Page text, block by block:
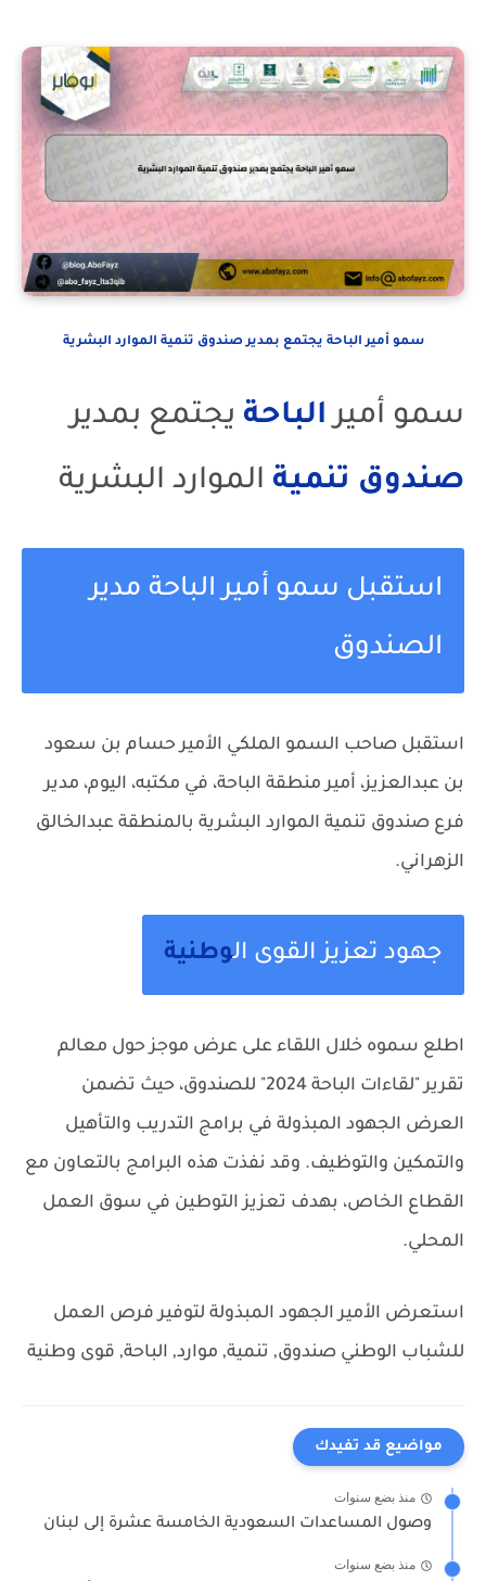
سمو أمير الباحة يجتمع بمدير صندوق تنمية الموارد البشرية
سمو أميرالباحة يجتمع بمدير
صندوق تنمية الموارد البشرية
استقبل سمو أمير الباحة مدير
الصندوق
استقبل صاحب السمو الملكي الأمير حسام بن سعود
بن عبدالعزيز، أمير منطقة الباحة، في مكتبه، اليوم، مدير
فرع صندوق تنمية الموارد البشرية بالمنطقة عبدالخالق
الزهراني.
جهود تعزيز القوى الوطنية
اطلع سموه خلال اللقاء على عرض موجز حول معالم
تقرير "لقاءات الباحة 2024" للصندوق، حيث تضمن
العرض الجهود المبذولة في برامج التدريب والتأهيل
والتمكين والتوظيف. وقد نفذت هذه البرامج بالتعاون مع
القطاع الخاص، بهدف تعزيز التوطين في سوق العمل
المحلي.
استعرض الأمير الجهود المبذولة لتوفير فرص العمل
للشباب الوطني صندوق, تنمية, موارد, الباحة, قوى وطنية
مواضيع قد تفيدك
منذ بضع سنوات
وصول المساعدات السعودية الخامسة عشرة إلى لبنان
منذ بضع سنوات